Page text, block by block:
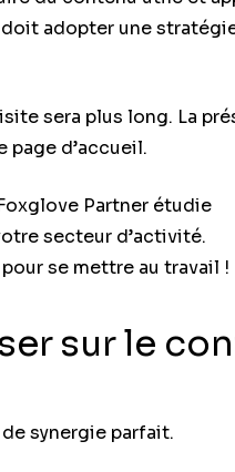
adopter une
sera plus long. La
d’accueil.
Partner étudie
secteur d’activité.
se mettre au travail !
sur le
synergie parfait.